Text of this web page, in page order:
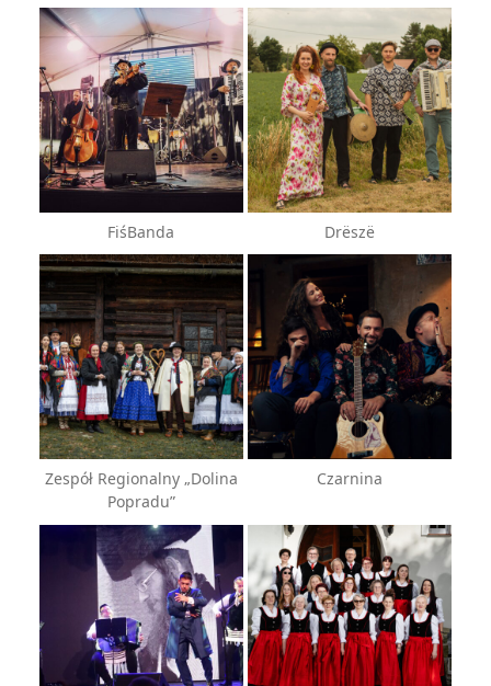
FiśBanda Drëszë
Zespół Regionalny „Dolina
Popradu”
Czarnina